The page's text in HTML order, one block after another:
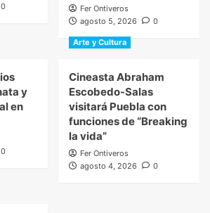
0
Fer Ontiveros
agosto 5, 2026
0
y
en
0
Arte y Cultura
Cineasta Abraham
Escobedo-Salas
visitará Puebla con
funciones de “Breaking
la vida”
Fer Ontiveros
agosto 4, 2026
0